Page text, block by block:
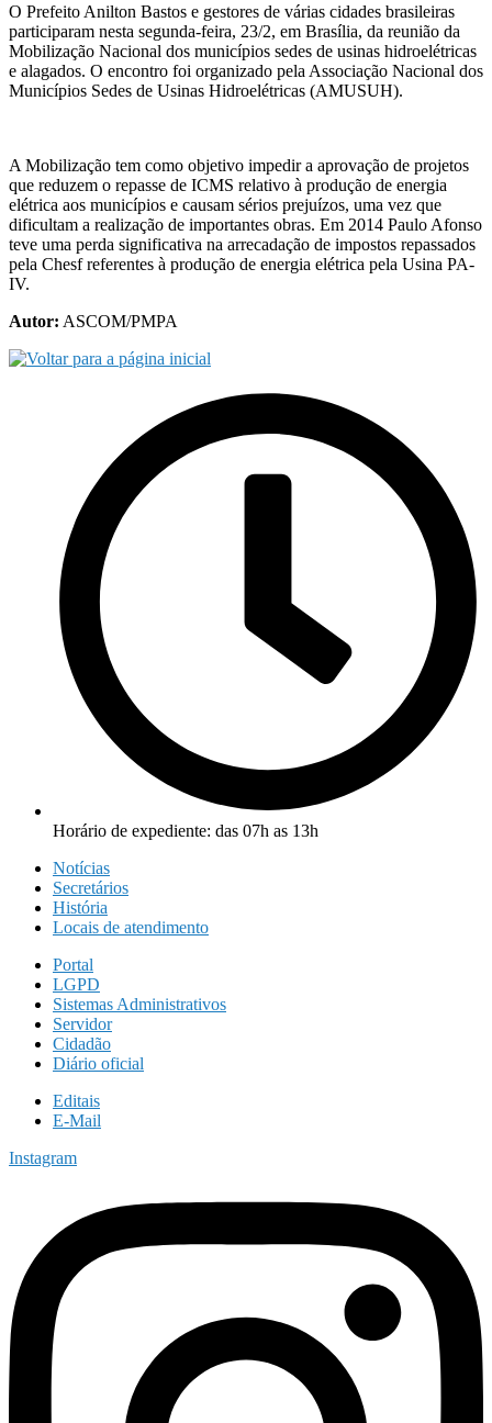
O Prefeito Anilton Bastos e gestores de várias cidades brasileiras
participaram nesta segunda-feira, 23/2, em Brasília, da reunião da
Mobilização Nacional dos municípios sedes de usinas hidroelétricas
e alagados. O encontro foi organizado pela Associação Nacional dos
Municípios Sedes de Usinas Hidroelétricas (AMUSUH).
A Mobilização tem como objetivo impedir a aprovação de projetos
que reduzem o repasse de ICMS relativo à produção de energia
elétrica aos municípios e causam sérios prejuízos, uma vez que
dificultam a realização de importantes obras. Em 2014 Paulo Afonso
teve uma perda significativa na arrecadação de impostos repassados
pela Chesf referentes à produção de energia elétrica pela Usina PA-
IV.
Autor: ASCOM/PMPA
Horário de expediente: das 07h as 13h
Notícias
Secretários
História
Locais de atendimento
Portal
LGPD
Sistemas Administrativos
Servidor
Cidadão
Diário oficial
Editais
E-Mail
Instagram